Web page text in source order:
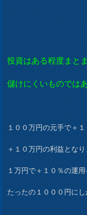
投資はある程度まと
儲けにくいものでは
１００万円の元手で＋
＋１０万円の利益とな
１万円で＋１０％の運
たったの１０００円に